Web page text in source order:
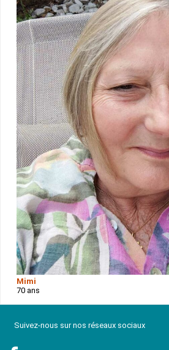
Mimi
70 ans
Suivez-nous sur nos réseaux sociaux